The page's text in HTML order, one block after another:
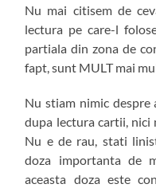
Nu mai citisem de
lectura pe care-l
partiala din zona de
fapt, sunt MULT mai
Nu stiam nimic despre
dupa lectura cartii, nici
Nu e de rau, stati
doza importanta de
aceasta doza este